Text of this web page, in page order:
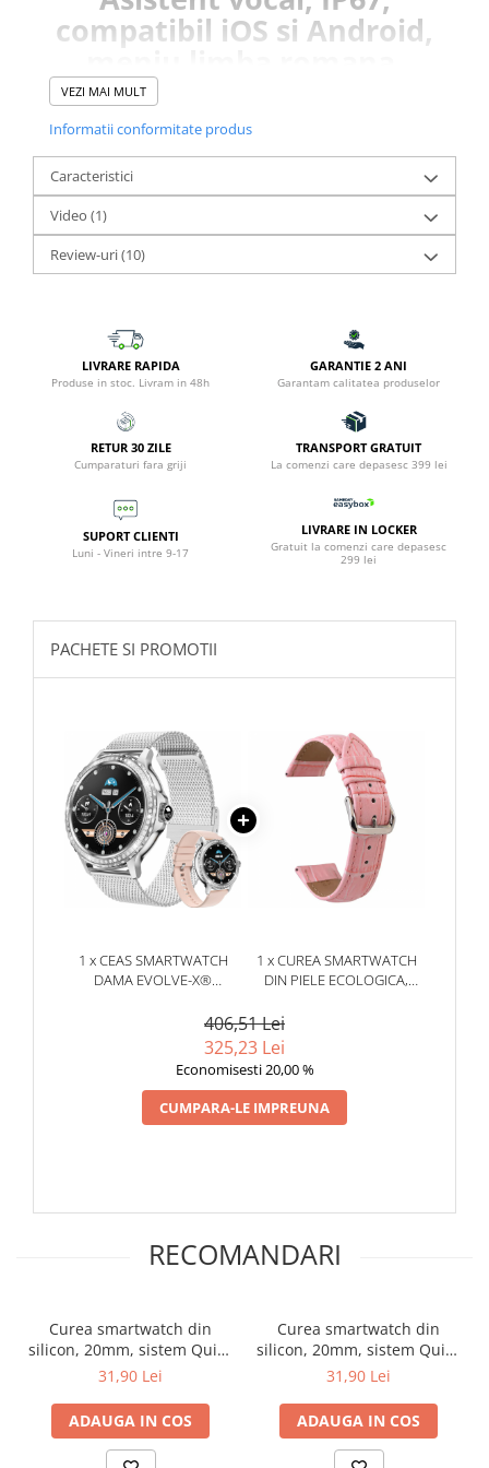
compatibil iOS si Android,
Bratara metalica si
siliconica, auriu
Descopera smartwatch-ul Evolve-
x® EvoWatch9, un accesoriu
elegant si util.
perfect pentru un stil de viata activ si conectat.
apeluri Bluetooth.
Monitorizarea sanatatii si a somnului sunt acum la
indemana ta, cu functii avansate care iti ofera date detaliate
despre ritmul cardiac, nivelul de oxigen din sange si calitatea
VEZI MAI MULT
Informatii conformitate produs
Caracteristici
Video (1)
Review-uri(10)
LIVRARE RAPIDA
Produse in stoc. Livram in 48h
GARANTIE 2 ANI
Garantam calitatea produselor
RETUR 30 ZILE
Cumparaturi fara griji
TRANSPORT GRATUIT
La comenzi care depasesc 399 lei
SUPORT CLIENTI
Luni - Vineri intre 9-17
LIVRARE IN LOCKER
Gratuit la comenzi care depasesc
299 lei
PACHETE SI PROMOTII
1 x CEAS SMARTWATCH
DAMA EVOLVE-X®
SI MESAJE BLUETOOTH,
MONITORIZARE SANATATE
SI ASISTENT VOCAL, 2
BRATARI INCLUSE
1 x CUREA SMARTWATCH
DIN PIELE ECOLOGICA,
RELEASE, CATARAMA
406,51 Lei
325,23 Lei
Economisesti 20,00 %
CUMPARA-LE IMPREUNA
RECOMANDARI
Curea smartwatch din
silicon, 20mm, sistem Quick
release, rosu
31,90 Lei
ADAUGA IN COS
Curea smartwatch din
silicon, 20mm, sistem Quick
release, visiniu
31,90 Lei
ADAUGA IN COS